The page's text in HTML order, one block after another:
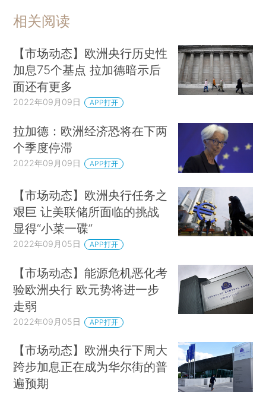
相关阅读
【市场动态】欧洲央行历史性
加息75个基点 拉加德暗示后
面还有更多
2022年09月09日 APP打开
拉加德：欧洲经济恐将在下两
个季度停滞
2022年09月09日 APP打开
【市场动态】欧洲央行任务之
艰巨 让美联储所面临的挑战
显得“小菜一碟”
2022年09月05日 APP打开
【市场动态】能源危机恶化考
验欧洲央行 欧元势将进一步
走弱
2022年09月05日 APP打开
【市场动态】欧洲央行下周大
跨步加息正在成为华尔街的普
遍预期